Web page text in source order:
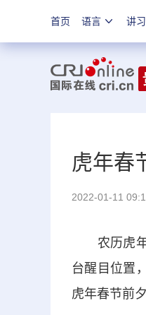
首页 语言 讲
虎年春
2022-01-11
农历虎年
台醒目位置
虎年春节前